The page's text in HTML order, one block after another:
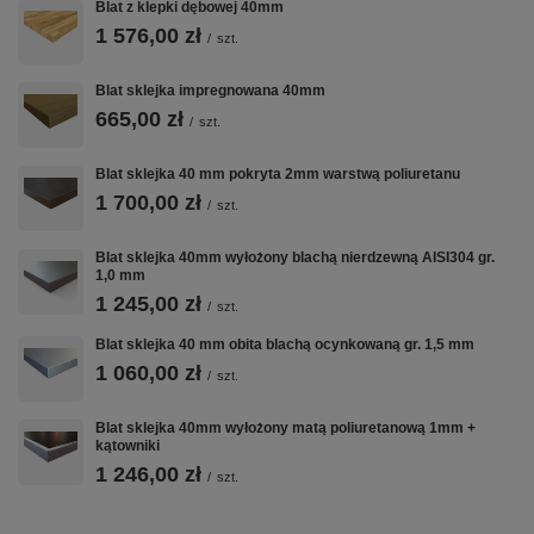
każdej pracowni.
czyszczenia. Wystarczy przetrzeć ją wilgotną ściereczką, aby
dla miejsc, gdzie higiena i czystość są kluczowe, takich jak
Wszechstronność zastosowania
Dzięki swojej odporności na chemikalia, wysoką temperaturę
oraz solidnej konstrukcji, blat ten może być stosowany w
kuchniach, laboratoriach oraz wszędzie tam, gdzie potrzebna
jest wytrzymała i elegancka powierzchnia robocza.
Zastosowanie blatu warsztatowego ze sklejki, wyłożonego
Warsztaty mechaniczne i przemysłowe
Blat pokryty blachą nierdzewną idealnie sprawdzi się w
trwałość oraz łatwość w czyszczeniu, co znacząco podnosi
komfort pracy.
Kuchnie przemysłowe i gastronomiczne
Blat z klepki dębowej 40mm
1 576,00 zł / szt.
Blat sklejka impregnowana 40mm
665,00 zł / szt.
Blat sklejka 40 mm pokryta 2mm warstwą poliuretanu
1 700,00 zł / szt.
Blat sklejka 40mm wyłożony blachą nierdzewną AISI304 gr.
1,0 mm
1 245,00 zł / szt.
Blat sklejka 40 mm obita blachą ocynkowaną gr. 1,5 mm
1 060,00 zł / szt.
Blat sklejka 40mm wyłożony matą poliuretanową 1mm +
kątowniki
1 246,00 zł / szt.